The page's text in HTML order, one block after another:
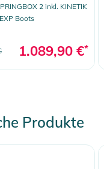
2 inkl. KINETIK
Boots
1.089,90 €*
Produkte